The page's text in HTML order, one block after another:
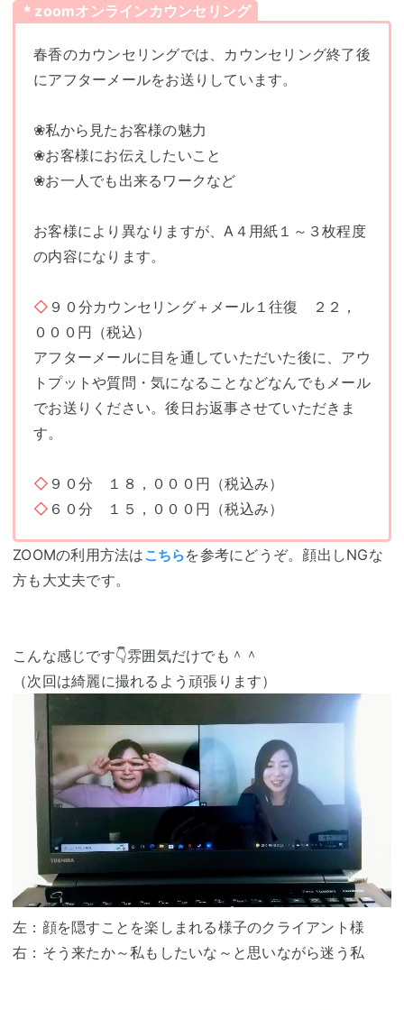
＊zoomオンラインカウンセリング
春香のカウンセリングでは、カウンセリング終了後
にアフターメールをお送りしています。
❀私から見たお客様の魅力
❀お客様にお伝えしたいこと
❀お一人でも出来るワークなど
お客様により異なりますが、A４用紙１～３枚程度
の内容になります。
◇ ９０分カウンセリング＋メール１往復 ２２，
０００円（税込）
アフターメールに目を通していただいた後に、アウ
トプットや質問・気になることなどなんでもメール
でお送りください。後日お返事させていただきま
す。
◇ ９０分 １８，０００円（税込み）
◇ ６０分 １５，０００円（税込み）
ZOOMの利用方法はこちらを参考にどうぞ。顔出しNGな
方も大丈夫です。
こんな感じです👇雰囲気だけでも＾＾
（次回は綺麗に撮れるよう頑張ります）
左：顔を隠すことを楽しまれる様子のクライアント様
右：そう来たか～私もしたいな～と思いながら迷う私